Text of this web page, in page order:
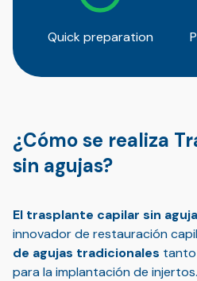
Quick preparation
¿Cómo se realiza
sin agujas?
El trasplante capilar sin
innovador de restauración
de agujas tradicionales tanto
para la implantación de